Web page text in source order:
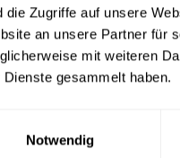
die Zugriffe auf unsere
an unsere Partner für
mit weiteren
Dienste gesammelt haben.
Notwendig
nur elegant aus, sondern
aus
zur einfachen
umweltfreundliche
von Gastro Uzal.
Details